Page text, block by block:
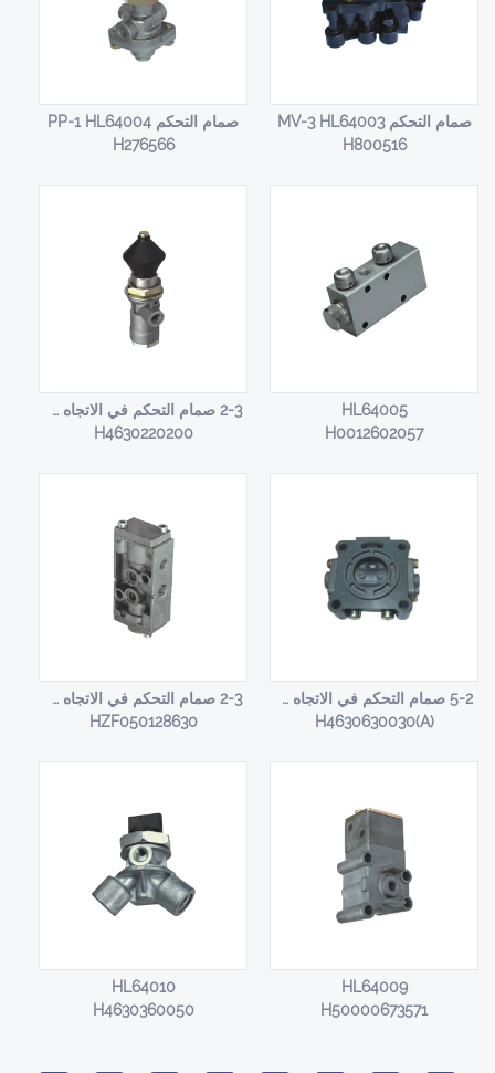
صمام التحكم MV-3 HL64003
H800516
صمام التحكم PP-1 HL64004
H276566
HL64005
H0012602057
2-3 صمام التحكم في الاتجاه HL64006
H4630220200
5-2 صمام التحكم في الاتجاه HL64007A / HL64007B
H4630630030(A)
2-3 صمام التحكم في الاتجاه HL64008
HZF050128630
HL64009
H50000673571
HL64010
H4630360050